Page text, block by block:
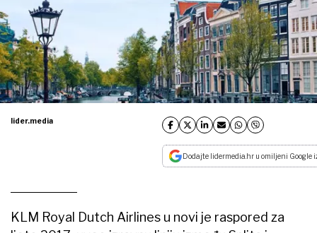
lider.media
Dodajte lidermedia.hr u omiljeni Google
KLM Royal Dutch Airlines u novi je raspored za